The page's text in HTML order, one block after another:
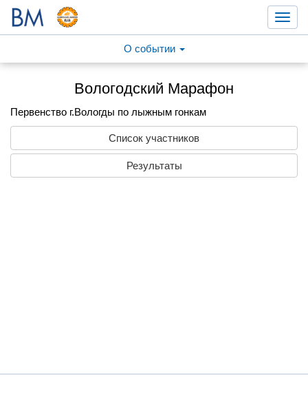
О событии
Вологодский Марафон
Первенство г.Вологды по лыжным гонкам
Список участников
Результаты